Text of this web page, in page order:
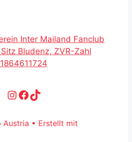
Inter Mailand Fanclub
Bludenz, ZVR-Zahl
1864611724
Instagram
Facebook
TikTok
• Erstellt mit